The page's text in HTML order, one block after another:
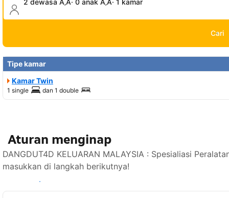
Cari
Tipe kamar
Kamar Twin
1 single dan 1 double
Aturan menginap
DANGDUT4D KELUARAN MALAYSIA : Spesialiasi
masukkan di langkah berikutnya!
Lihat ketersediaan